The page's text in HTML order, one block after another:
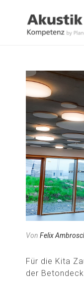
Von Felix
Für die Kita
der